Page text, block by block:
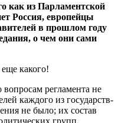
как из Парламентской
Россия, европейцы
в прошлом году
о чем они сами
какого!
регламента не
каждого из государств-
не было; их состав
групп.